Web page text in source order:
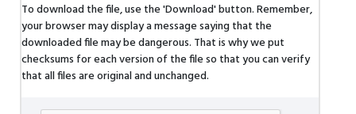
To download the file, use the 'Download' button. Remember,
your browser may display a message saying that the
downloaded file may be dangerous. That is why we put
checksums for each version of the file so that you can verify
that all files are original and unchanged.